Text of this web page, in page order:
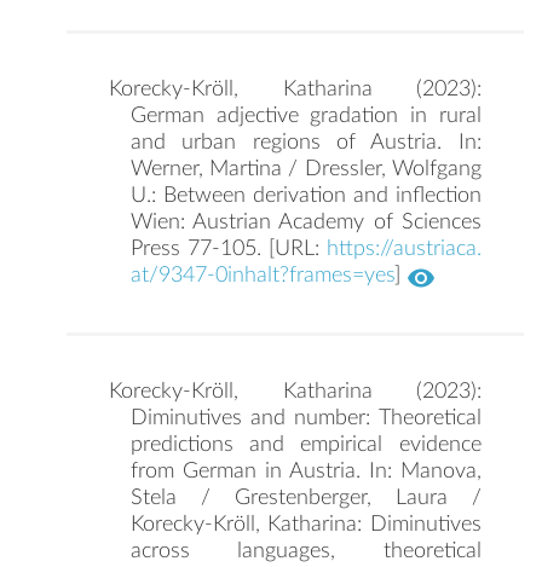
Korecky-Kröll, Katharina (2023):
German adjective gradation in rural
and urban regions of Austria. In:
Werner, Martina / Dressler, Wolfgang
U.: Between derivation and inflection
Wien: Austrian Academy of Sciences
Press 77-105. [URL: https://austriaca.
at/9347-0inhalt?frames=yes]
Korecky-Kröll, Katharina (2023):
Diminutives and number: Theoretical
predictions and empirical evidence
from German in Austria. In: Manova,
Stela / Grestenberger, Laura /
Korecky-Kröll, Katharina: Diminutives
across languages, theoretical